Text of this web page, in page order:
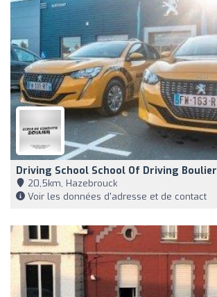
Driving School School Of Driving Boulier
20,5km, Hazebrouck
Voir les données d'adresse et de contact